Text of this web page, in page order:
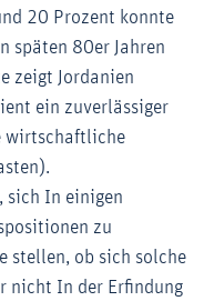
20 Prozent konnte
späten 80er Jahren
zeigt Jordanien
ein zuverlässiger
wirtschaftliche
sich In einigen
zu
stellen, ob sich solche
nicht In der Erfindung